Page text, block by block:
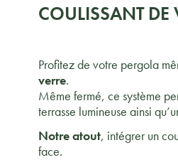
COULISSANT DE
Profitez de votre pergola
verre.
Même fermé, ce système
terrasse lumineuse ainsi
Notre atout, intégrer un
face.